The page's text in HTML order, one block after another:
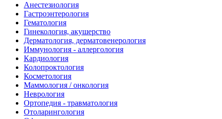
Анестезиология
Гастроэнтерология
Гематология
Гинекология, акушерство
Дерматология, дерматовенерология
Иммунология - аллергология
Кардиология
Колопроктология
Косметология
Маммология / онкология
Неврология
Ортопедия - травматология
Отоларингология